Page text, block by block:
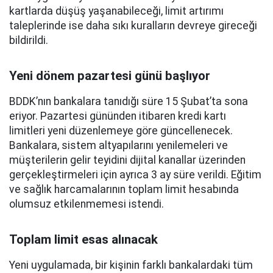
kartlarda düşüş yaşanabileceği, limit artırımı
taleplerinde ise daha sıkı kuralların devreye gireceği
bildirildi.
Yeni dönem pazartesi günü başlıyor
BDDK’nın bankalara tanıdığı süre 15 Şubat’ta sona
eriyor. Pazartesi gününden itibaren kredi kartı
limitleri yeni düzenlemeye göre güncellenecek.
Bankalara, sistem altyapılarını yenilemeleri ve
müşterilerin gelir teyidini dijital kanallar üzerinden
gerçekleştirmeleri için ayrıca 3 ay süre verildi. Eğitim
ve sağlık harcamalarının toplam limit hesabında
olumsuz etkilenmemesi istendi.
Toplam limit esas alınacak
Yeni uygulamada, bir kişinin farklı bankalardaki tüm